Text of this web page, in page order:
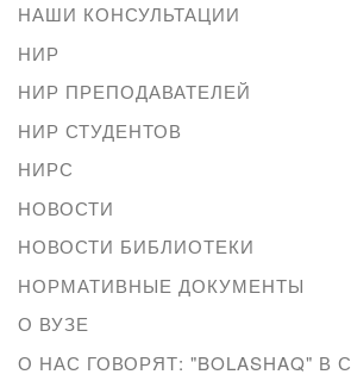
НАШИ КОНСУЛЬТАЦИИ
НИР
НИР ПРЕПОДАВАТЕЛЕЙ
НИР СТУДЕНТОВ
НИРС
НОВОСТИ
НОВОСТИ БИБЛИОТЕКИ
НОРМАТИВНЫЕ ДОКУМЕНТЫ
О ВУЗЕ
О НАС ГОВОРЯТ: "BOLASHAQ" В